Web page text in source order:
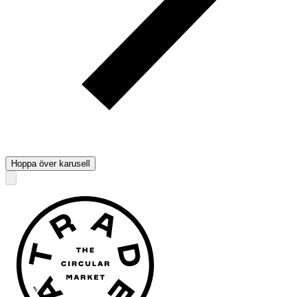
Hoppa över karusell